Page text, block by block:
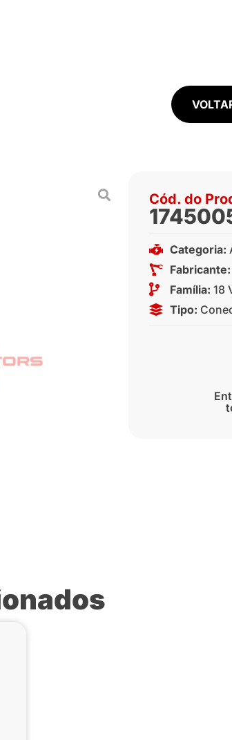
Cód. do
Categoria:
Fabricante:
Família: 18
Tipo: